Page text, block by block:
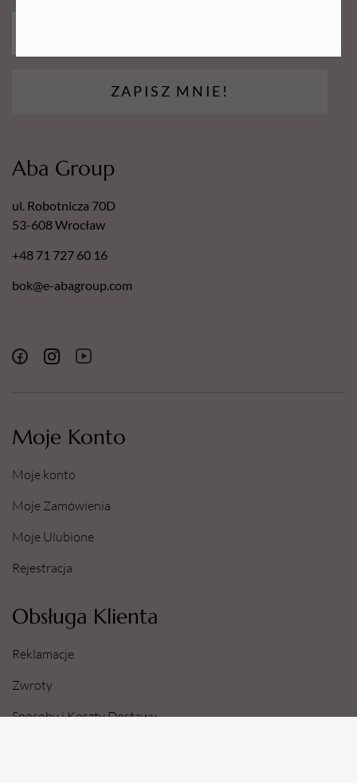
ZAPISZ MNIE!
Moje Konto
Moje konto
Moje Zamówienia
Moje Ulubione
Rejestracja
Obsługa Klienta
Reklamacje
Zwroty
Sposoby i Koszty Dostawy
Aba Group
ul. Robotnicza 70D
53-608 Wrocław
+48 71 727 60 16
bok@e-abagroup.com